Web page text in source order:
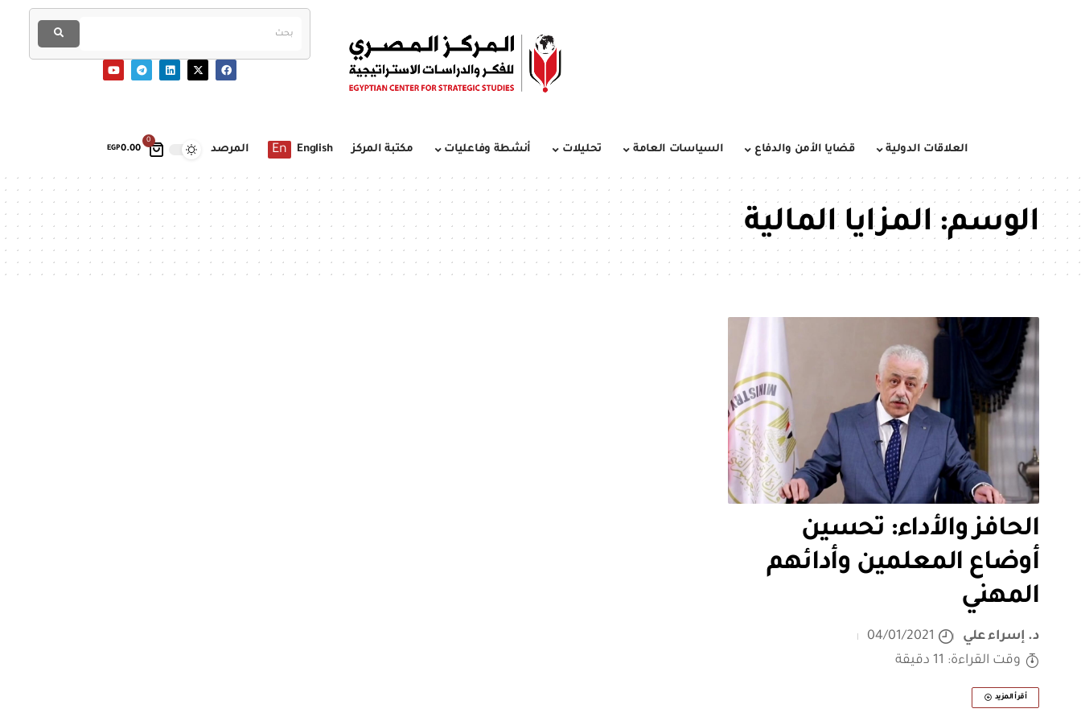
0
EGP0.00 العلاقات الدولية قضايا الأمن والدفاع السياسات العامة تحليلات أنشطة وفاعليات مكتبة المركز English
En المرصد
الوسم:المزايا المالية
الحافز والأداء: تحسين
أوضاع المعلمين وأدائهم
المهني
د. إسراء علي
04/01/2021
وقت القراءة: 11 دقيقة
أقرأ المزيد